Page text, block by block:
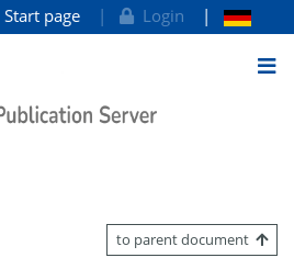
Start page Login
to parent document